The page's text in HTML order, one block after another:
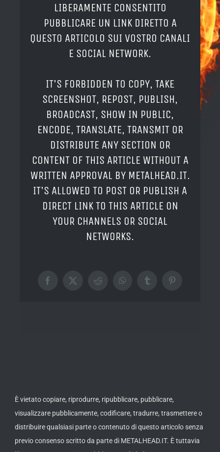
LIBERAMENTE CONSENTITO
PUBBLICARE UN LINK DIRETTO A
QUESTO ARTICOLO SUI VOSTRO CANALI
E SOCIAL NETWORK.
IT'S FORBIDDEN TO COPY, TAKE
SCREENSHOT, REPOST, PUBLISH,
BROADCAST, SHOW IN PUBLIC,
ENCODE, TRANSLATE, TRANSMIT OR
DISTRIBUTE ANY SECTION OR
CONTENT OF THIS ARTICLE WITHOUT A
WRITTEN APPROVAL BY METALHEAD.IT.
IT'S ALLOWED TO POST OR PUBLISH A
DIRECT LINK TO THIS ARTICLE ON
YOUR CHANNELS OR SOCIAL
NETWORKS.
Facebook
X RedditWhatsAppTumblrPinterest
È vietato copiare, riprodurre, ripubblicare, pubblicare,
visualizzare pubblicamente, codificare, tradurre, trasmettere o
distribuire qualsiasi parte o contenuto di questo articolo senza
previo consenso scritto da parte di METALHEAD.IT. È tuttavia